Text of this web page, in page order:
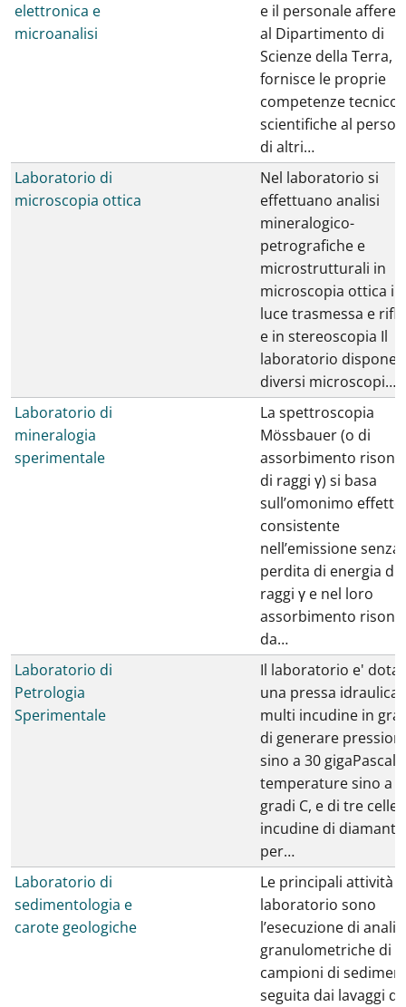
elettronica e
microanalisi
e il personale
al Dipartimento di
Scienze della Terra,
fornisce le proprie
competenze tecnico-
scientifiche al
di altri…
Laboratorio di
microscopia ottica
Nel laboratorio si
effettuano analisi
mineralogico-
petrografiche e
microstrutturali in
microscopia ottica in
luce trasmessa e
e in stereoscopia Il
laboratorio dispone
diversi microscopi…
Laboratorio di
mineralogia
sperimentale
La spettroscopia
Mössbauer (o di
assorbimento
di raggi γ) si basa
sull’omonimo effetto
consistente
nell’emissione senza
perdita di energia di
raggi γ e nel loro
assorbimento
da…
Laboratorio di
Petrologia
Sperimentale
Il laboratorio e'
una pressa idraulica
multi incudine in
di generare pressioni
sino a 30 gigaPascal
temperature sino a
gradi C, e di tre celle
incudine di diamante
per…
Laboratorio di
sedimentologia e
carote geologiche
Le principali attività
laboratorio sono
l’esecuzione di analisi
granulometriche di
campioni di
seguita dai lavaggi di